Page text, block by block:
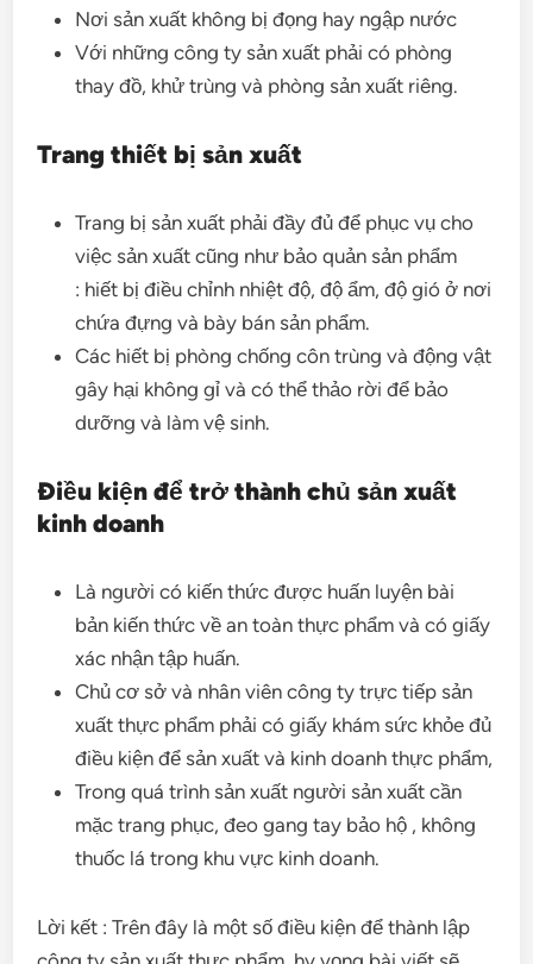
Nơi sản xuất không bị đọng hay ngập nước
Với những công ty sản xuất phải có phòng
thay đồ, khử trùng và phòng sản xuất riêng.
Trang thiết bị sản xuất
Trang bị sản xuất phải đầy đủ để phục vụ cho
việc sản xuất cũng như bảo quản sản phẩm
: hiết bị điều chỉnh nhiệt độ, độ ẩm, độ gió ở nơi
chứa đựng và bày bán sản phẩm.
Các hiết bị phòng chống côn trùng và động vật
gây hại không gỉ và có thể thảo rời để bảo
dưỡng và làm vệ sinh.
Điều kiện để trở thành chủ sản xuất
kinh doanh
Là người có kiến thức được huấn luyện bài
bản kiến thức về an toàn thực phẩm và có giấy
xác nhận tập huấn.
Chủ cơ sở và nhân viên công ty trực tiếp sản
xuất thực phẩm phải có giấy khám sức khỏe đủ
điều kiện để sản xuất và kinh doanh thực phẩm,
Trong quá trình sản xuất người sản xuất cần
mặc trang phục, đeo gang tay bảo hộ , không
thuốc lá trong khu vực kinh doanh.
Lời kết : Trên đây là một số điều kiện để thành lập